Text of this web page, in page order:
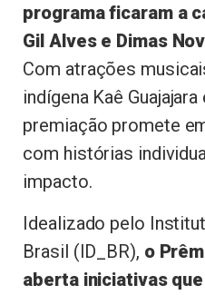
programa ficaram a
Gil Alves e Dimas
Com atrações
indígena Kaê
premiação promete
com histórias
impacto.
Idealizado pelo
Brasil (ID_BR), o
aberta iniciativas